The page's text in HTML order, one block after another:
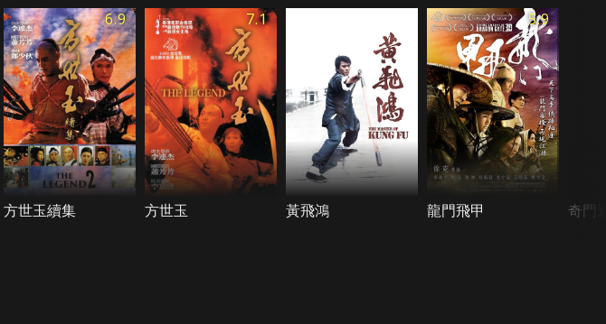
6.9
方世玉續集
7.1
方世玉 黃飛鴻
5.9
龍門飛甲 奇門